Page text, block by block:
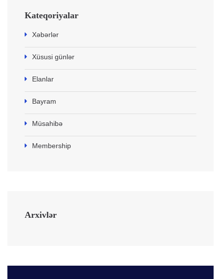
Kateqoriyalar
Xəbərlər
Xüsusi günlər
Elanlar
Bayram
Müsahibə
Membership
Arxivlər